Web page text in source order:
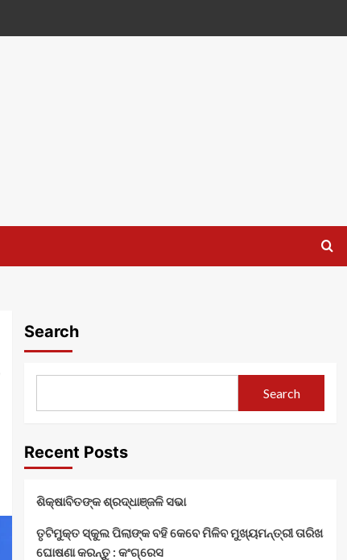
Search
Search
Recent Posts
ଶିକ୍ଷାବିତଙ୍କ ଶ୍ରଦ୍ଧାଞ୍ଜଳି ସଭା
ତୃଟିମୁକ୍ତ ସ୍କୁଲ ପିଲାଙ୍କ ବହି କେବେ ମିଳିବ ମୁଖ୍ୟମନ୍ତ୍ରୀ ତାରିଖ
ଘୋଷଣା କରନ୍ତୁ : କଂଗ୍ରେସ